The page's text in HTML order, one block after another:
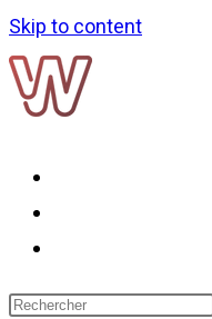
Skip to content